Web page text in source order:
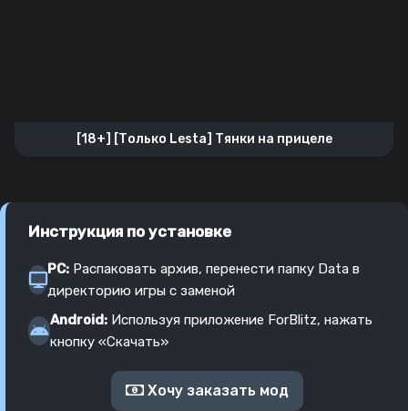
[18+] [Только Lesta] Тянки на прицеле
Инструкция по установке
PC: Распаковать архив, перенести папку Data в
директорию игры с заменой
Android: Используя приложение ForBlitz, нажать
кнопку «Скачать»
Хочу заказать мод